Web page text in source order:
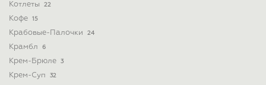
Котлеты 22
Кофе 15
Крабовые-Палочки 24
Крамбл 6
Крем-Брюле 3
Крем-Суп 32